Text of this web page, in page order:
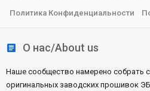
О нас/About us
Наше сообщество намерено собрать
оригинальных заводских прошивок
Политика Конфиденциальности